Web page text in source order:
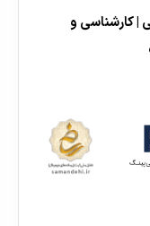
کارشناسی و